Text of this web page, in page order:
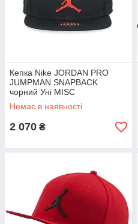
Кепка Nike JORDAN PRO
JUMPMAN SNAPBACK
чорний Уні MISC
Немає в наявності
2 070 ₴